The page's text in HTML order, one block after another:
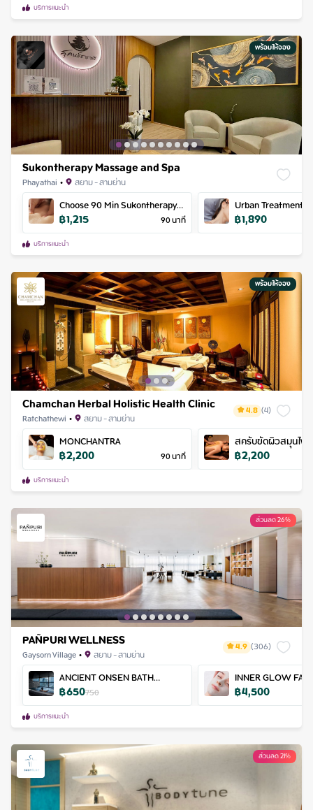
บริการแนะนำ
พร้อมให้จอง
Sukontherapy Massage and Spa
Phayathai • สยาม - สามย่าน
Choose 90 Min Sukontherapy
Massage
฿1,215 90นาที
Urban Treatment
MIN)
฿1,890
บริการแนะนำ
พร้อมให้จอง
Chamchan Herbal Holistic Health Clinic
Ratchathewi • สยาม - สามย่าน 4.8 (4)
MONCHANTRA
฿2,200 90นาที
สครับขัดผิวสมุนไพ
แจ่มจันทร์
฿2,200
บริการแนะนำ
ส่วนลด 26%
PAÑPURI WELLNESS
Gaysorn Village• สยาม - สามย่าน 4.9 (306)
ANCIENT ONSEN BATH
RITUAL (*Blackout Dates)
฿650750
INNER GLOW
enhanced by LED
Therapy
฿4,500
บริการแนะนำ
ส่วนลด 21%